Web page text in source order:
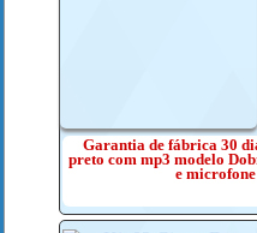
Garantia de fábrica 30
preto com mp3 modelo
e